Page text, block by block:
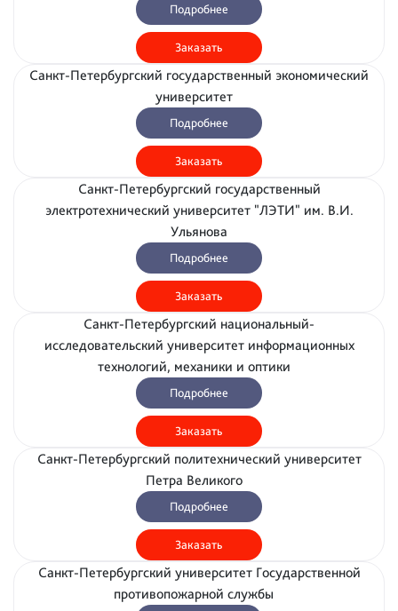
Подробнее
Заказать
Санкт-Петербургский государственный экономический
университет
Подробнее
Заказать
Санкт-Петербургский государственный
электротехнический университет "ЛЭТИ" им. В.И.
Ульянова
Подробнее
Заказать
Санкт-Петербургский национальный-
исследовательский университет информационных
технологий, механики и оптики
Подробнее
Заказать
Санкт-Петербургский политехнический университет
Петра Великого
Подробнее
Заказать
Санкт-Петербургский университет Государственной
противопожарной службы